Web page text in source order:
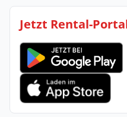
Jetzt Rental-